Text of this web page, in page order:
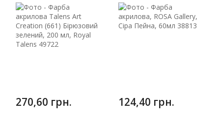
270,60 грн. 124,40 грн.